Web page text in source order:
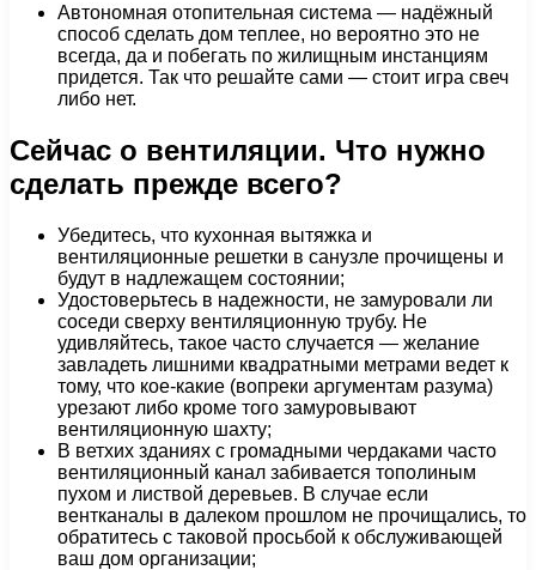
Автономная отопительная система — надёжный
способ сделать дом теплее, но вероятно это не
всегда, да и побегать по жилищным инстанциям
придется. Так что решайте сами — стоит игра свеч
либо нет.
Сейчас о вентиляции. Что нужно
сделать прежде всего?
Убедитесь, что кухонная вытяжка и
вентиляционные решетки в санузле прочищены и
будут в надлежащем состоянии;
Удостоверьтесь в надежности, не замуровали ли
соседи сверху вентиляционную трубу. Не
удивляйтесь, такое часто случается — желание
завладеть лишними квадратными метрами ведет к
тому, что кое-какие (вопреки аргументам разума)
урезают либо кроме того замуровывают
вентиляционную шахту;
В ветхих зданиях с громадными чердаками часто
вентиляционный канал забивается тополиным
пухом и листвой деревьев. В случае если
вентканалы в далеком прошлом не прочищались, то
обратитесь с таковой просьбой к обслуживающей
ваш дом организации;